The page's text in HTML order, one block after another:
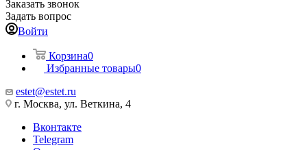
Заказать звонок
Задать вопрос
Войти
Корзина0
Избранные товары0
estet@estet.ru
г. Москва, ул. Веткина, 4
Вконтакте
Telegram